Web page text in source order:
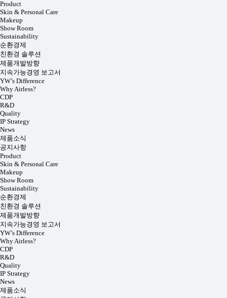
Product
Skin & Personal Care
Makeup
Show Room
Sustainability
순환경제
친환경 솔루션
제품개발방향
지속가능경영 보고서
YW’s Difference
Why Airless?
CDP
R&D
Quality
IP Strategy
News
제품소식
공지사항
Product
Skin & Personal Care
Makeup
Show Room
Sustainability
순환경제
친환경 솔루션
제품개발방향
지속가능경영 보고서
YW’s Difference
Why Airless?
CDP
R&D
Quality
IP Strategy
News
제품소식